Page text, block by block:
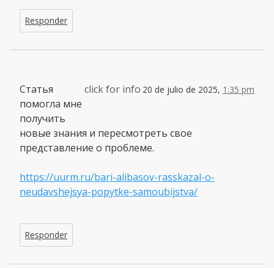
Responder
click for info 20 de julio de 2025, 1:35 pm
Статья
помогла мне
получить
новые знания и пересмотреть свое
представление о проблеме.
https://uurm.ru/bari-alibasov-rasskazal-o-
neudavshejsya-popytke-samoubijstva/
Responder